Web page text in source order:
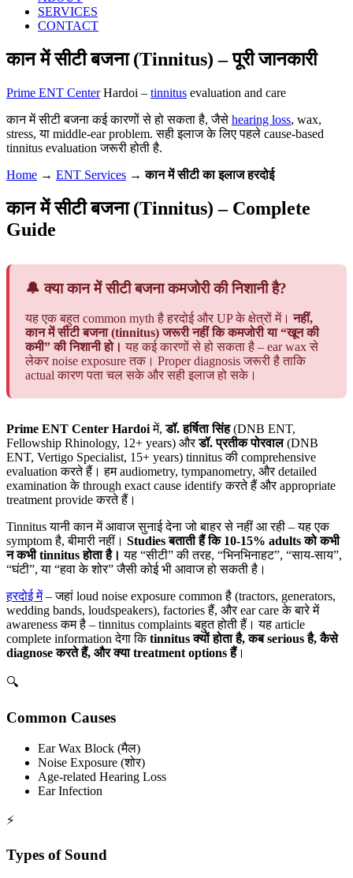
SERVICES
CONTACT
कान में सीटी बजना (Tinnitus) – पूरी जानकारी
Prime ENT CenterHardoi – tinnitus evaluation and care
कान में सीटी बजना कई कारणों से हो सकता है, जैसे hearing loss, wax,
stress, या middle-ear problem. सही इलाज के लिए पहले cause-based
tinnitus evaluation जरूरी होती है.
Home → ENT Services →कान में सीटी का इलाज हरदोई
कान में सीटी बजना (Tinnitus) – Complete
Guide
🔔 क्या कान में सीटी बजना कमजोरी की निशानी है?
यह एक बहुत common myth है हरदोई और UP के क्षेत्रों में।नहीं,
कान में सीटी बजना (tinnitus) जरूरी नहीं कि कमजोरी या “खून की
कमी” की निशानी हो। यह कई कारणों से हो सकता है – ear wax से
लेकर noise exposure तक। Proper diagnosis जरूरी है ताकि
actual कारण पता चल सके और सही इलाज हो सके।
Prime ENT Center Hardoiमें,डॉ. हर्षिता सिंह(DNB ENT,
Fellowship Rhinology, 12+ years) औरडॉ. प्रतीक पोरवाल(DNB
ENT, Vertigo Specialist, 15+ years) tinnitus की comprehensive
evaluation करते हैं। हम audiometry, tympanometry, और detailed
examination के through exact cause identify करते हैं और appropriate
treatment provide करते हैं।
Tinnitus यानी कान में आवाज सुनाई देना जो बाहर से नहीं आ रही – यह एक
symptom है, बीमारी नहीं। Studies बताती हैं कि 10-15% adults को कभी
न कभी tinnitus होता है। यह “सीटी” की तरह, “भिनभिनाहट”, “साय-साय”,
“घंटी”, या “हवा के शोर” जैसी कोई भी आवाज हो सकती है।
हरदोई में– जहां loud noise exposure common है (tractors, generators,
wedding bands, loudspeakers), factories हैं, और ear care के बारे में
awareness कम है – tinnitus complaints बहुत होती हैं। यह article
complete information देगा किtinnitus क्यों होता है, कब serious है, कैसे
diagnose करते हैं, और क्या treatment options हैं।
🔍
Common Causes
Ear Wax Block (मैल)
Noise Exposure (शोर)
Age-related Hearing Loss
Ear Infection
⚡
Types of Sound